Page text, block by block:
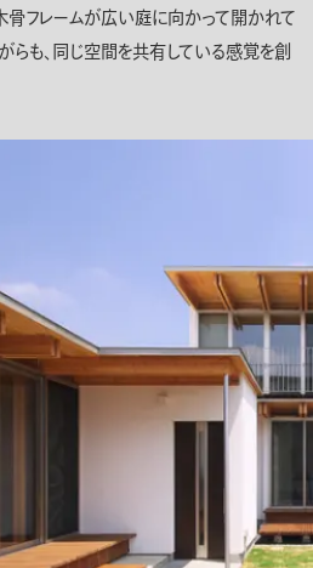
骨フレームが広い庭に向かって開かれて
らも、同じ空間を共有している感覚を創